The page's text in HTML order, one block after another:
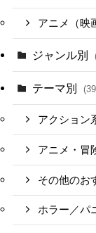
アニメ（映
ジャンル別
テーマ別
アクション
アニメ・冒
その他のお
ホラー／パ